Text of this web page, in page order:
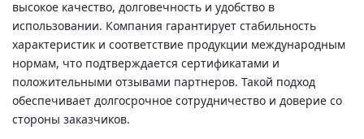
высокое качество, долговечность и удобство в
использовании. Компания гарантирует стабильность
характеристик и соответствие продукции международным
нормам, что подтверждается сертификатами и
положительными отзывами партнеров. Такой подход
обеспечивает долгосрочное сотрудничество и доверие со
стороны заказчиков.